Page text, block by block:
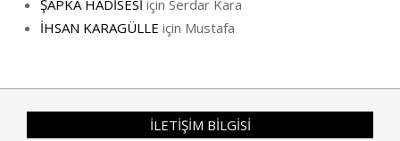
ŞAPKA HADİSESİ için Serdar Kara
İHSAN KARAGÜLLE için Mustafa
İLETİŞİM BİLGİSİ